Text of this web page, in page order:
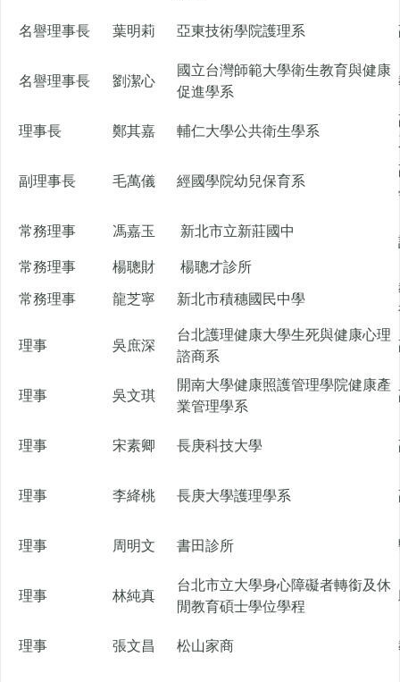
名譽理事長 葉明莉 亞東技術學院護理系
名譽理事長 劉潔心
國立台灣師範大學衛生教育與健康
促進學系
理事長 鄭其嘉 輔仁大學公共衛生學系
副理事長 毛萬儀 經國學院幼兒保育系
常務理事 馮嘉玉 新北市立新莊國中
常務理事
楊聰財 楊聰才診所
常務理事 龍芝寧 新北市積穗國民中學
理事 吳庶深
台北護理健康大學生死與健康心理
諮商系
理事 吳文琪
開南大學健康照護管理學院健康產
業管理學系
理事 宋素卿 長庚科技大學
理事 李絳桃 長庚大學護理學系
理事 周明文 書田診所
理事 林純真
台北市立大學身心障礙者轉銜及休
閒教育碩士學位學程
理事 張文昌 松山家商